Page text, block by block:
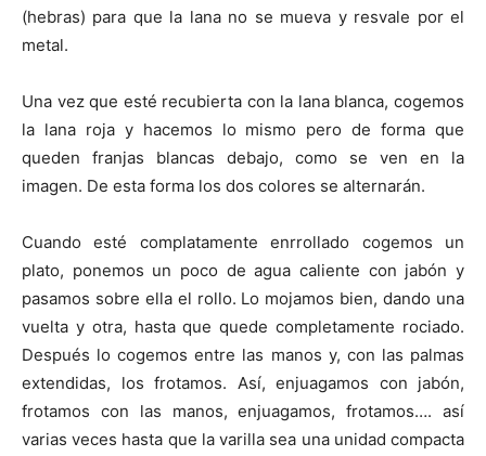
(hebras) para que la lana no se mueva y resvale por el
metal.
Una vez que esté recubierta con la lana blanca, cogemos
la lana roja y hacemos lo mismo pero de forma que
queden franjas blancas debajo, como se ven en la
imagen. De esta forma los dos colores se alternarán.
Cuando esté complatamente enrrollado cogemos un
plato, ponemos un poco de agua caliente con jabón y
pasamos sobre ella el rollo. Lo mojamos bien, dando una
vuelta y otra, hasta que quede completamente rociado.
Después lo cogemos entre las manos y, con las palmas
extendidas, los frotamos. Así, enjuagamos con jabón,
frotamos con las manos, enjuagamos, frotamos…. así
varias veces hasta que la varilla sea una unidad compacta